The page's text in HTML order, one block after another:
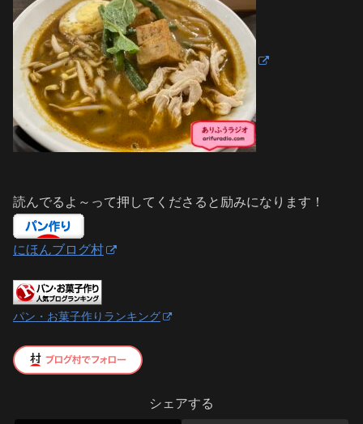
読んでるよ～って押してくださると励みになります！
にほんブログ村
パン・お菓子作りランキング
シェアする